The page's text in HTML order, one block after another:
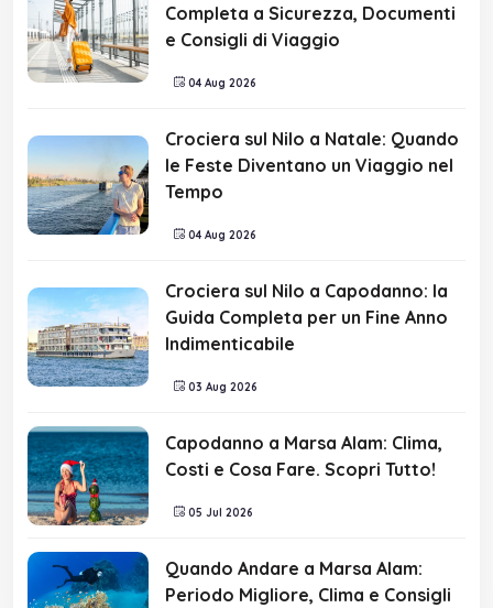
Completa a Sicurezza, Documenti
e Consigli di Viaggio
04 Aug 2026
Crociera sul Nilo a Natale: Quando
le Feste Diventano un Viaggio nel
Tempo
04 Aug 2026
Crociera sul Nilo a Capodanno: la
Guida Completa per un Fine Anno
Indimenticabile
03 Aug 2026
Capodanno a Marsa Alam: Clima,
Costi e Cosa Fare. Scopri Tutto!
05 Jul 2026
Quando Andare a Marsa Alam:
Periodo Migliore, Clima e Consigli